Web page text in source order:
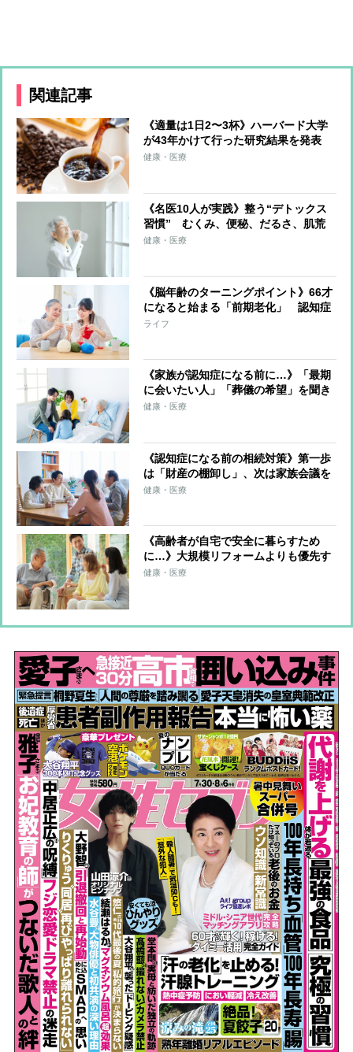
関連記事
《適量は1日2〜3杯》ハーバード大学
が43年かけて行った研究結果を発表
「コーヒーを習慣的に飲むと認知症リ
健康・医療
《名医10人が実践》整う“デトックス
習慣” むくみ、便秘、だるさ、肌荒
れを一掃する食・運動・入浴・生活習
健康・医療
《脳年齢のターニングポイント》66才
になると始まる「前期老化」 認知症
リスクが高まるなか、取り組むべきは
ライフ
《家族が認知症になる前に…》「最期
に会いたい人」「葬儀の希望」を聞き
出すためのポイントは「タイミング」
健康・医療
《認知症になる前の相続対策》第一歩
は「財産の棚卸し」、次は家族会議を
重ねてどう分けるかを相続人全員で共
健康・医療
《高齢者が自宅で安全に暮らすため
に…》大規模リフォームよりも優先す
べきは「大掃除」「オール電化」「動
健康・医療